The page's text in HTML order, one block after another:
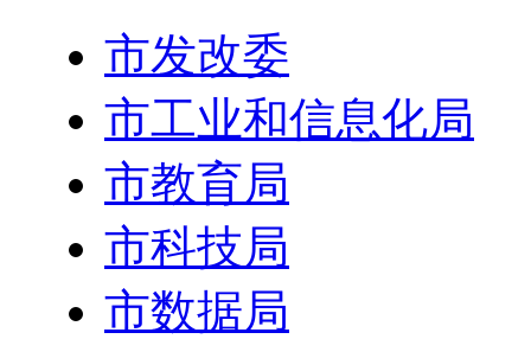
市发改委
市工业和信息化局
市教育局
市科技局
市数据局